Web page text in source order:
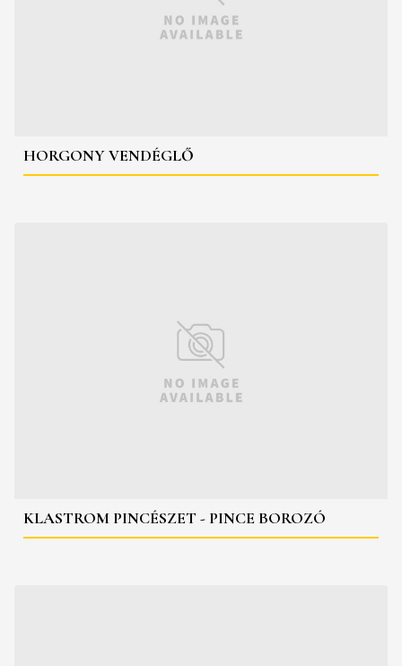
HORGONY VENDÉGLŐ
KLASTROM PINCÉSZET - PINCE BOROZÓ